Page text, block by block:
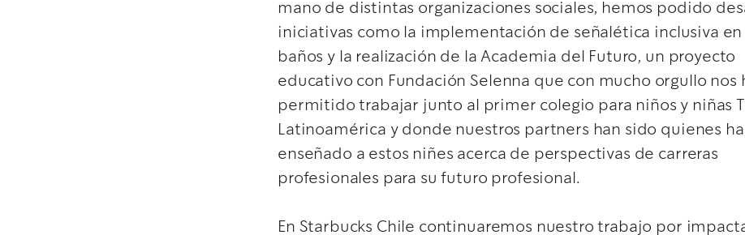
mano de distintas organizaciones sociales, hemos podido
iniciativas como la implementación de señalética inclusiva en
baños y la realización de la Academia del Futuro, un proyecto
educativo con Fundación Selenna que con mucho orgullo nos
permitido trabajar junto al primer colegio para niños y niñas
Latinoamérica y donde nuestros partners han sido quienes
enseñado a estos niñes acerca de perspectivas de carreras
profesionales para su futuro profesional.
En Starbucks Chile continuaremos nuestro trabajo por